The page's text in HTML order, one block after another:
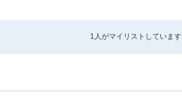
1人がマイリストしています